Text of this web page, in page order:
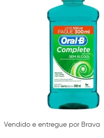
Vendido e entregue por Brava